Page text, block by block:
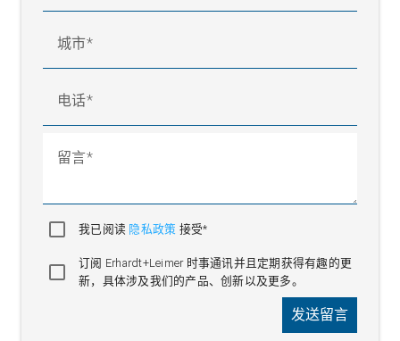
城市
电话
留言
我已阅读 隐私政策 接受*
订阅 Erhardt+Leimer 时事通讯并且定期获得有趣的更
新，具体涉及我们的产品、创新以及更多。
发送留言